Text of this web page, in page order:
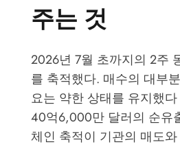
주는 것
2026년 7월 초까지의 2주
를 축적했다. 매수의 대부
요는 약한 상태를 유지했
40억6,000만 달러의 순유
체인 축적이 기관의 매도